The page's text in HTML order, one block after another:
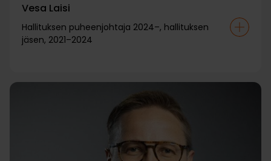
Vesa Laisi
Hallituksen puheenjohtaja 2024–, hallituksen
jäsen, 2021–2024